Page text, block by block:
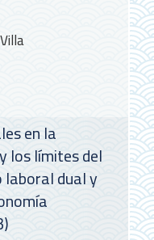
en la
los límites del
laboral dual y